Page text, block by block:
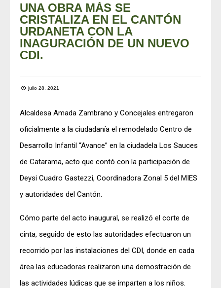
UNA OBRA MÁS SE
CRISTALIZA EN EL CANTÓN
URDANETA CON LA
INAGURACIÓN DE UN NUEVO
CDI.
julio 28, 2021
Alcaldesa Amada Zambrano y Concejales entregaron
oficialmente a la ciudadanía el remodelado Centro de
Desarrollo Infantil “Avance” en la ciudadela Los Sauces
de Catarama, acto que contó con la participación de
Deysi Cuadro Gastezzi, Coordinadora Zonal 5 del MIES
y autoridades del Cantón.
Cómo parte del acto inaugural, se realizó el corte de
cinta, seguido de esto las autoridades efectuaron un
recorrido por las instalaciones del CDI, donde en cada
área las educadoras realizaron una demostración de
las actividades lúdicas que se imparten a los niños.